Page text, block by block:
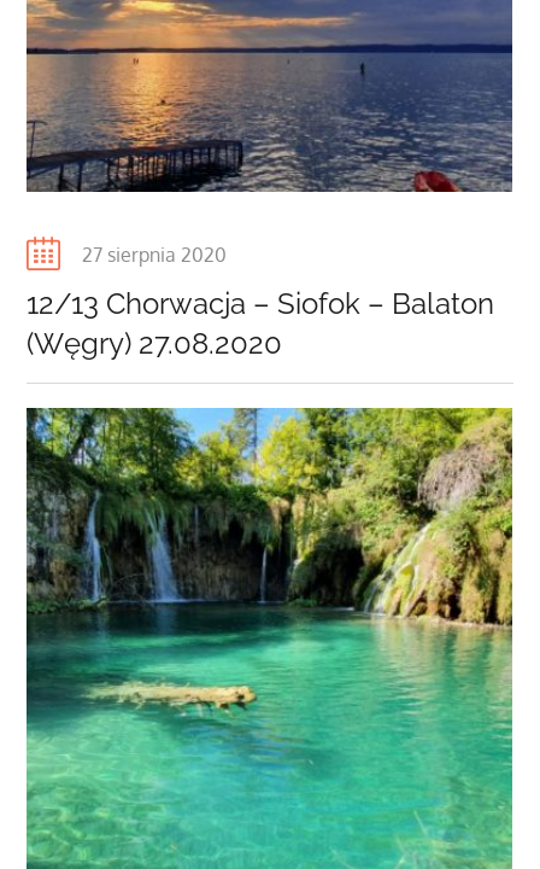
Posted
27 sierpnia 2020
12/13 Chorwacja – Siofok – Balaton
(Węgry) 27.08.2020